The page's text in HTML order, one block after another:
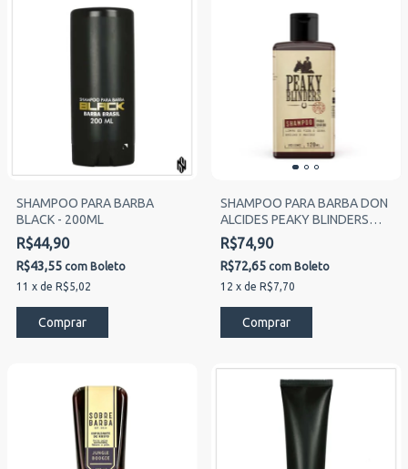
SHAMPOO PARA BARBA
BLACK - 200ML
R$44,90
R$43,55 com Boleto
11 x de R$5,02
SHAMPOO PARA BARBA DON
ALCIDES PEAKY BLINDERS
120ML
R$74,90
R$72,65 com Boleto
12 x de R$7,70